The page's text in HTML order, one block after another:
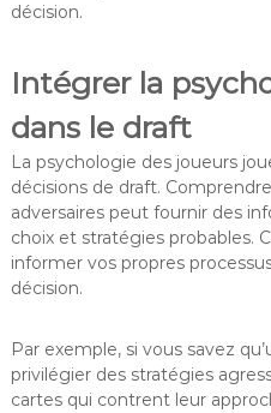
décision.
Intégrer la
dans le draft
La psychologie des joueurs
décisions de draft.
adversaires peut fournir des
choix et stratégies probables.
informer vos propres
décision.
Par exemple, si vous savez
privilégier des stratégies
cartes qui contrent leur